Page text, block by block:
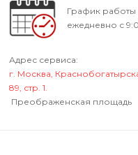
График работы
ежедневно с
Адрес сервиса:
г. Москва,
89, стр. 1.
Преображенская площадь